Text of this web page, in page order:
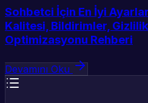
Sohbetci İçin En İyi Ayarlar
Kalitesi, Bildirimler,
Optimizasyonu Rehberi
Devamını Oku